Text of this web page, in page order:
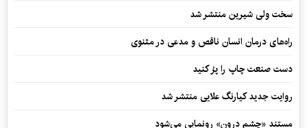
سخت ولی شیرین منتشر شد
راه‌های درمان انسان ناقص و مدعی در مثنوی
دست صنعت چاپ را پرُ کنید
روایت جدید کیارنگ علایی منتشر شد
مستند «چشم درون» رونمایی می‌شود